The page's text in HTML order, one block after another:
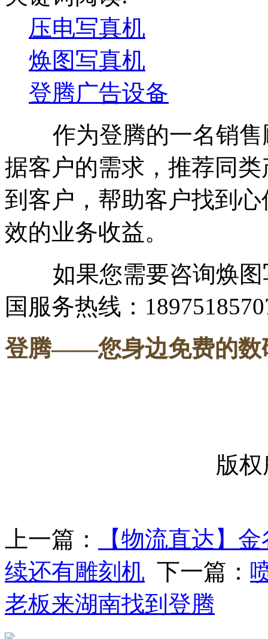
压电写真机
焕图写真机
登腾广告设备
作为登腾的一名销售
据客户的需求，推荐同
到客户，帮助客户找到
效的业务收益。
如果您需要咨询焕图
国服务热线：
登腾——您身边免费的数
版
上一篇：
【物流直达】
续还有雕刻机 下一篇：
老板来湖南找到登腾